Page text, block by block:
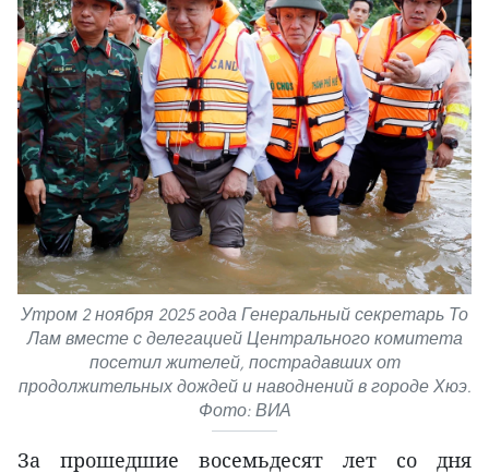
Утром 2 ноября 2025 года Генеральный секретарь То
Лам вместе с делегацией Центрального комитета
посетил жителей, пострадавших от
продолжительных дождей и наводнений в городе Хюэ.
Фото: ВИА
За прошедшие восемьдесят лет со дня